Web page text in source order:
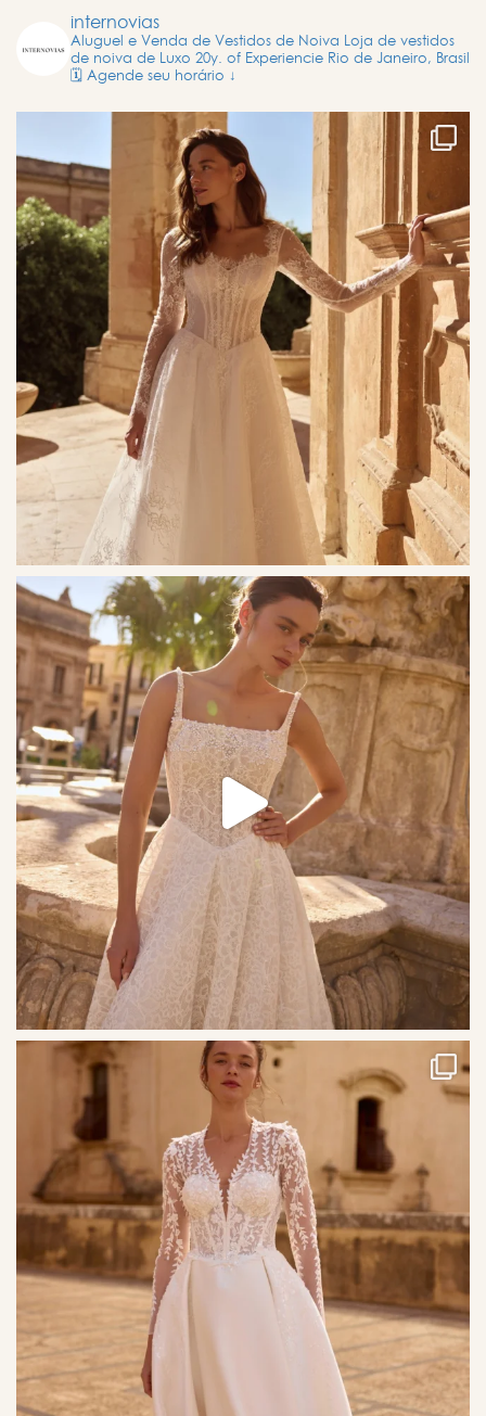
internovias
Aluguel e Venda de Vestidos de Noiva Loja de vestidos
de noiva de Luxo 20y. of Experiencie Rio de Janeiro, Brasil
🗓️ Agende seu horário ↓